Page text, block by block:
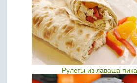
Рулеты из лаваша